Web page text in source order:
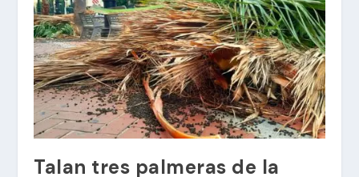
Talan tres palmeras de la